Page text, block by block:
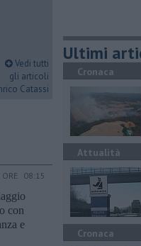
Vedi tutti
gli articoli
Catassi
ORE 08:15
con
e
Ultimi
Cronaca
Attualità
Cronaca